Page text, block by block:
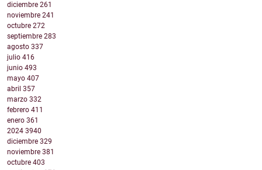
diciembre 261
noviembre 241
octubre 272
septiembre 283
agosto 337
julio 416
junio 493
mayo 407
abril 357
marzo 332
febrero 411
enero 361
2024 3940
diciembre 329
noviembre 381
octubre 403